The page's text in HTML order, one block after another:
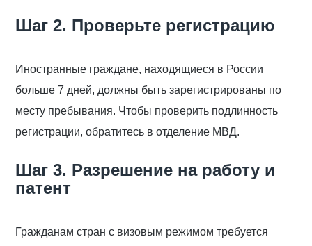
Шаг 2. Проверьте регистрацию
Иностранные граждане, находящиеся в России
больше 7 дней, должны быть зарегистрированы по
месту пребывания. Чтобы проверить подлинность
регистрации, обратитесь в отделение МВД.
Шаг 3. Разрешение на работу и
патент
Гражданам стран с визовым режимом требуется